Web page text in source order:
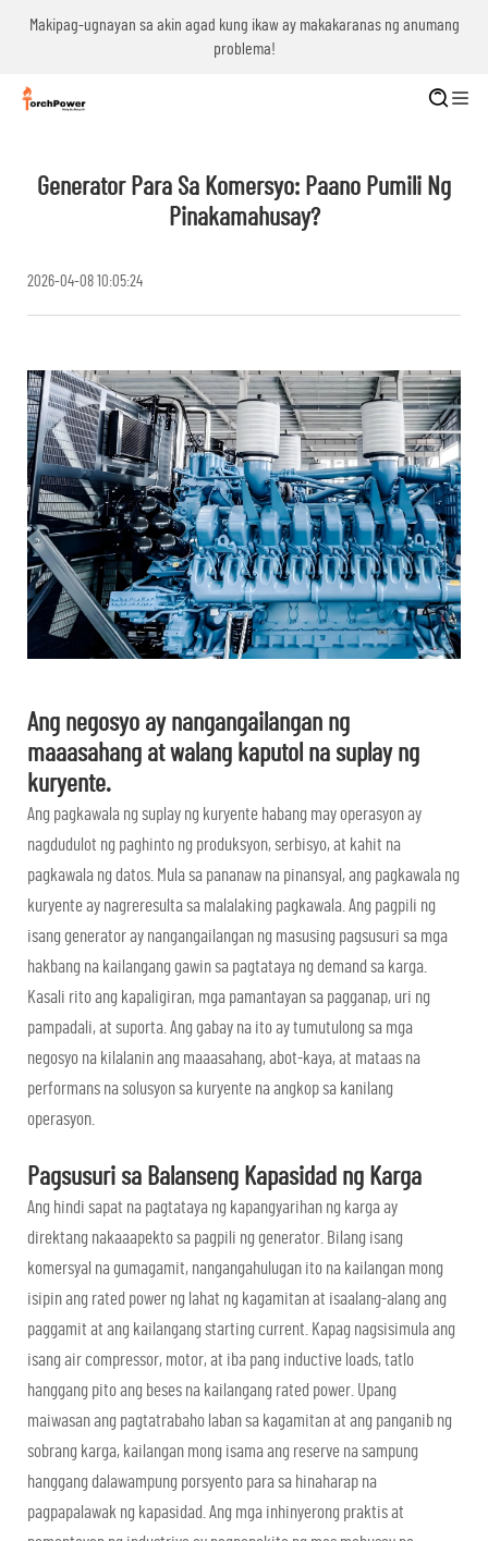
Makipag-ugnayan sa akin agad kung ikaw ay makakaranas ng anumang
problema!
Generator Para Sa Komersyo: Paano Pumili Ng
Pinakamahusay?
2026-04-08 10:05:24
Ang negosyo ay nangangailangan ng
maaasahang at walang kaputol na suplay ng
kuryente.
Ang pagkawala ng suplay ng kuryente habang may operasyon ay
nagdudulot ng paghinto ng produksyon, serbisyo, at kahit na
pagkawala ng datos. Mula sa pananaw na pinansyal, ang pagkawala ng
kuryente ay nagreresulta sa malalaking pagkawala. Ang pagpili ng
isang generator ay nangangailangan ng masusing pagsusuri sa mga
hakbang na kailangang gawin sa pagtataya ng demand sa karga.
Kasali rito ang kapaligiran, mga pamantayan sa pagganap, uri ng
pampadali, at suporta. Ang gabay na ito ay tumutulong sa mga
negosyo na kilalanin ang maaasahang, abot-kaya, at mataas na
performans na solusyon sa kuryente na angkop sa kanilang
operasyon.
Pagsusuri sa Balanseng Kapasidad ng Karga
Ang hindi sapat na pagtataya ng kapangyarihan ng karga ay
direktang nakaaapekto sa pagpili ng generator. Bilang isang
komersyal na gumagamit, nangangahulugan ito na kailangan mong
isipin ang rated power ng lahat ng kagamitan at isaalang-alang ang
paggamit at ang kailangang starting current. Kapag nagsisimula ang
isang air compressor, motor, at iba pang inductive loads, tatlo
hanggang pito ang beses na kailangang rated power. Upang
maiwasan ang pagtatrabaho laban sa kagamitan at ang panganib ng
sobrang karga, kailangan mong isama ang reserve na sampung
hanggang dalawampung porsyento para sa hinaharap na
pagpapalawak ng kapasidad. Ang mga inhinyerong praktis at